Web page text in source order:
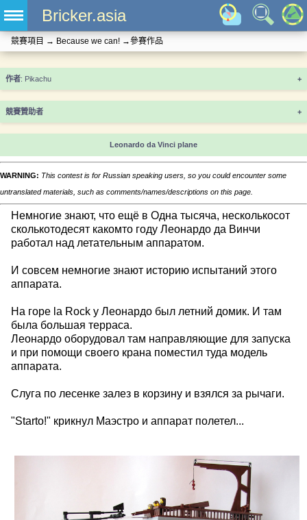
Bricker.asia
競賽項目 → Because we can! →參賽作品
+
競賽贊助者 +
Leonardo da Vinci plane
WARNING: This contest is for Russian speaking users, so you could encounter some
untranslated materials, such as comments/names/descriptions on this page.
Немногие знают, что ещё в Одна тысяча, несколькосот
сколькотодесят какомто году Леонардо да Винчи
работал над летательным аппаратом.
И совсем немногие знают историю испытаний этого
аппарата.
На горе la Rock у Леонардо был летний домик. И там
была большая терраса.
Леонардо оборудовал там направляющие для запуска
и при помощи своего крана поместил туда модель
аппарата.
Слуга по лесенке залез в корзину и взялся за рычаги.
"Starto!" крикнул Маэстро и аппарат полетел...